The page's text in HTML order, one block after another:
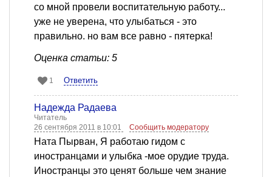
со мной провели воспитательную работу...
уже не уверена, что улыбаться - это
правильно. но вам все равно - пятерка!
Оценка статьи: 5
1 Ответить
Надежда Радаева
Читатель
26 сентября 2011 в 10:01
Сообщить модератору
Ната Пырван, Я работаю гидом с
иностранцами и улыбка -мое орудие труда.
Иностранцы это ценят больше чем знание